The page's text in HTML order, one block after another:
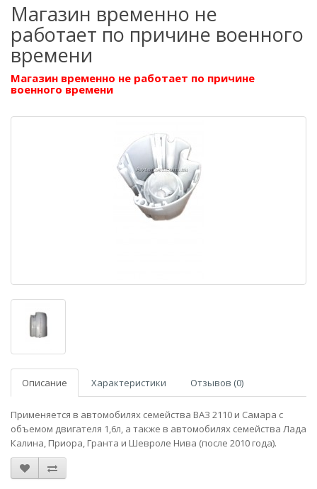
Магазин временно не
работает по причине военного
времени
Магазин временно не работает по причине
военного времени
Описание Характеристики Отзывов (0)
Применяется в автомобилях семейства ВАЗ 2110 и Самара с
объемом двигателя 1,6л, а также в автомобилях семейства Лада
Калина, Приора, Гранта и Шевроле Нива (после 2010 года).